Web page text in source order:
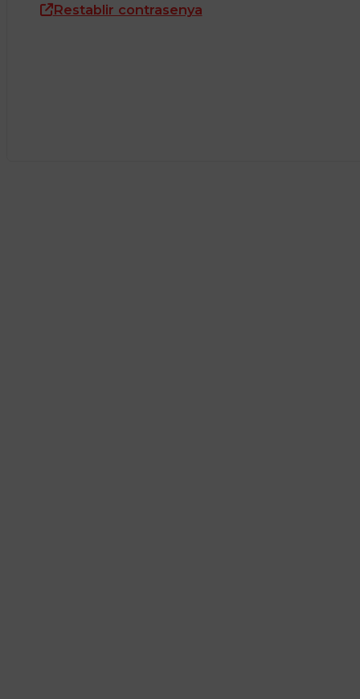
Restablir contrasenya